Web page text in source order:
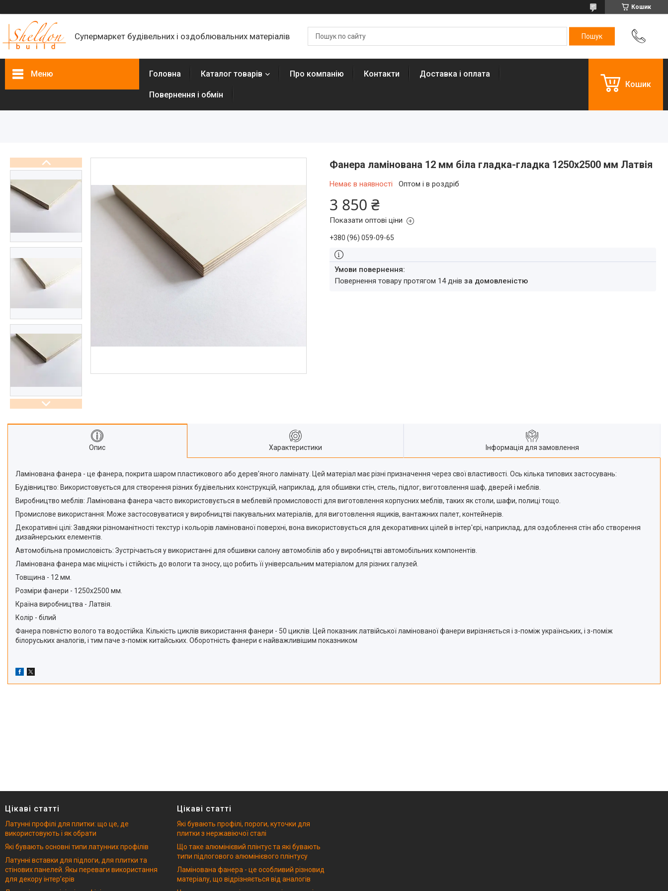
Кошик
Супермаркет будівельних і оздоблювальних матеріалів
Меню Головна Каталог товарів Про компанію Контакти Доставка і оплата
Повернення і обмін
Кошик
Фанера ламінована 12 мм біла гладка-гладка 1250х2500 мм Латвія
Немає в наявності Оптом і в роздріб
3 850 ₴
Показати оптові ціни
+380 (96) 059-09-65
повернення товару протягом 14 днів за домовленістю
Опис Характеристики Інформація для замовлення
Ламінована фанера - це фанера, покрита шаром пластикового або дерев'яного ламінату. Цей матеріал має різні призначення через свої властивості. Ось кілька типових застосувань:
Будівництво: Використовується для створення різних будівельних конструкцій, наприклад, для обшивки стін, стель, підлог, виготовлення шаф, дверей і меблів.
Виробництво меблів: Ламінована фанера часто використовується в меблевій промисловості для виготовлення корпусних меблів, таких як столи, шафи, полиці тощо.
Промислове використання: Може застосовуватися у виробництві пакувальних матеріалів, для виготовлення ящиків, вантажних палет, контейнерів.
Декоративні цілі: Завдяки різноманітності текстур і кольорів ламінованої поверхні, вона використовується для декоративних цілей в інтер'єрі, наприклад, для оздоблення стін або створення
дизайнерських елементів.
Автомобільна промисловість: Зустрічається у використанні для обшивки салону автомобілів або у виробництві автомобільних компонентів.
Ламінована фанера має міцність і стійкість до вологи та зносу, що робить її універсальним матеріалом для різних галузей.
Товщина - 12 мм.
Розміри фанери - 1250х2500 мм.
Країна виробництва - Латвія.
Колір - білий
Фанера повністю волого та водостійка. Кількість циклів використання фанери - 50 циклів. Цей показник латвійської ламінованої фанери вирізняється і з-поміж українських, і з-поміж
білоруських аналогів, і тим паче з-поміж китайських. Оборотність фанери є найважливішим показником
Цікаві статті
Латунні профілі для плитки: що це, де
використовують і як обрати
Які бувають основні типи латунних профілів
Латунні вставки для підлоги, для плитки та
стінових панелей. Якы переваги використання
для декору інтерʼєрів
Цікаві статті
Які бувають профілі, пороги, куточки для
плитки з нержавіючої сталі
Що таке алюмінієвий плінтус та які бувають
типи підлогового алюмінієвого плінтусу
Ламінована фанера - це особливий різновид
матеріалу, що відрізняється від аналогів